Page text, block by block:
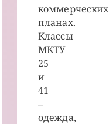
коммерческих
планах.
Классы
МКТУ
25
и
41
–
одежда,